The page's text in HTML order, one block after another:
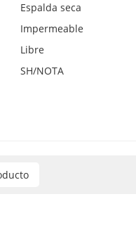
Espalda seca
Impermeable
Libre
SH/NOTA